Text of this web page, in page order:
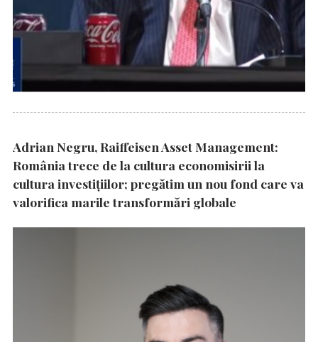
Adrian Negru, Raiffeisen Asset Management:
România trece de la cultura economisirii la
cultura investițiilor; pregătim un nou fond care va
valorifica marile transformări globale